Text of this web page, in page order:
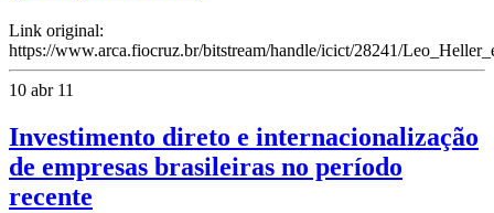
Link original:
https://www.arca.fiocruz.br/bitstream/handle/icict/28241/
10 abr 11
Investimento direto e internacionalização
de empresas brasileiras no período
recente